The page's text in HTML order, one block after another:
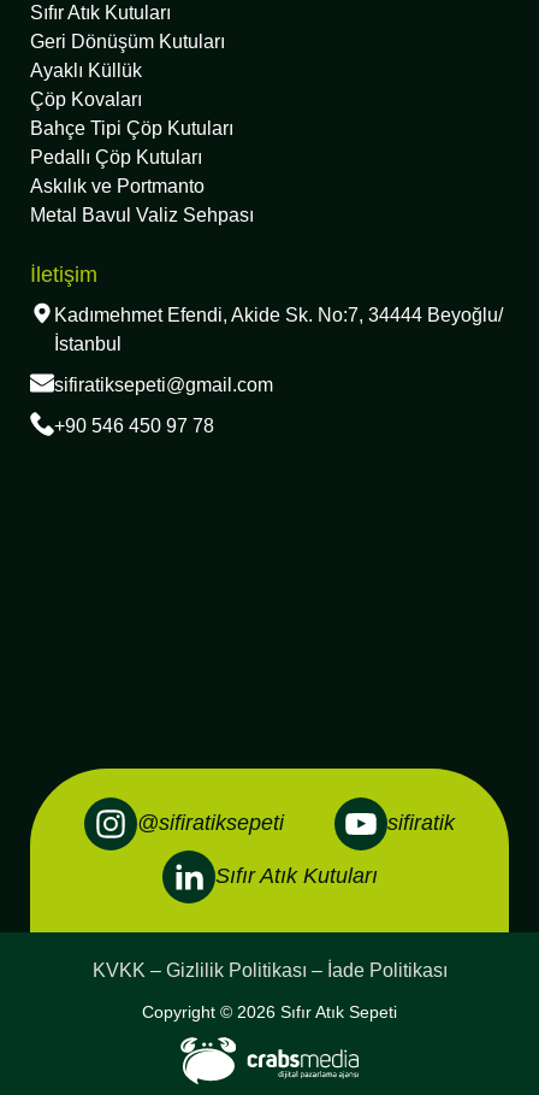
Sıfır Atık Kutuları
Geri Dönüşüm Kutuları
Ayaklı Küllük
Çöp Kovaları
Bahçe Tipi Çöp Kutuları
Pedallı Çöp Kutuları
Askılık ve Portmanto
Metal Bavul Valiz Sehpası
İletişim
Kadımehmet Efendi, Akide Sk. No:7, 34444 Beyoğlu/
İstanbul
sifiratiksepeti@gmail.com
+90 546 450 97 78
@sifiratiksepeti sifiratik
Sıfır Atık Kutuları
KVKK – Gizlilik Politikası – İade Politikası
Copyright © 2026 Sıfır Atık Sepeti